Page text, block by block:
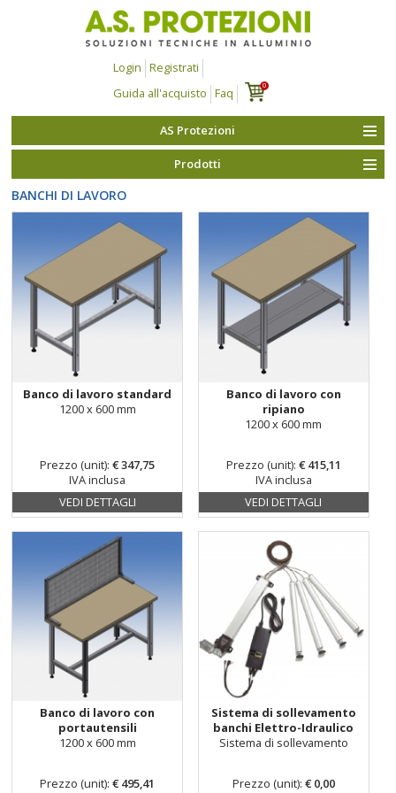
Login Registrati
Guida all'acquisto Faq 0
AS Protezioni
Prodotti
BANCHI DI LAVORO
Banco di lavoro standard
1200 x 600 mm
Prezzo (unit):€ 347,75
IVA inclusa
VEDI DETTAGLI
Banco di lavoro con
ripiano
1200 x 600 mm
Prezzo (unit): € 415,11
IVA inclusa
VEDI DETTAGLI
Banco di lavoro con
portautensili
1200 x 600 mm
Prezzo (unit):€ 495,41
Sistema di sollevamento
banchi Elettro-Idraulico
Sistema di sollevamento
Prezzo (unit): € 0,00